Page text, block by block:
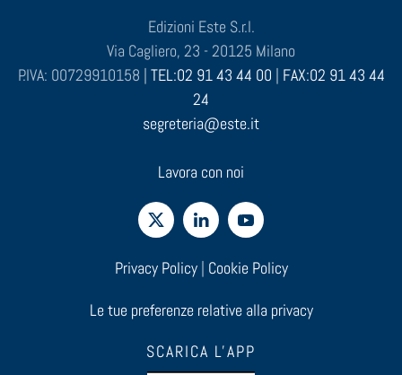
Edizioni Este S.r.l.
Via Cagliero, 23 - 20125 Milano
P.IVA: 00729910158 | TEL:02 91 43 44 00 | FAX:02 91 43 44
24
segreteria@este.it
Lavora con noi
Privacy Policy| Cookie Policy
Le tue preferenze relative alla privacy
SCARICA L'APP